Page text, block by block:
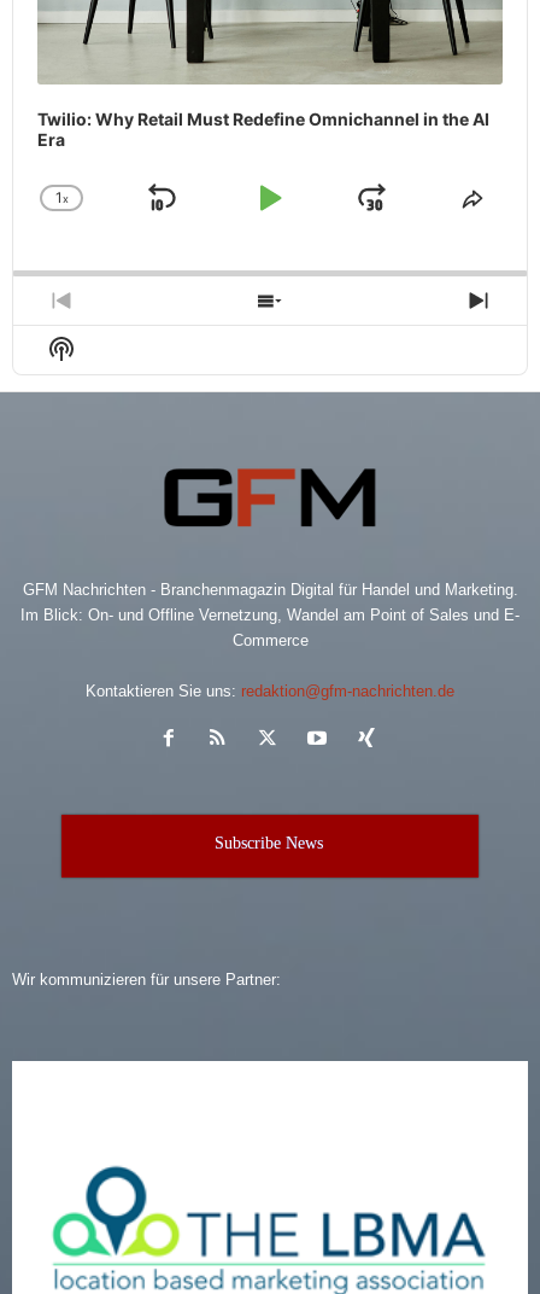
Twilio: Why Retail Must Redefine Omnichannel in the AI
Era
Change
1x
Skip
Play
Jump
Share
Previous
Episode
Show
Episodes
Next
Show
Podcast
Information
GFM Nachrichten - Branchenmagazin Digital für Handel und Marketing.
Im Blick: On- und Offline Vernetzung, Wandel am Point of Sales und E-
Commerce
Kontaktieren Sie uns: redaktion@gfm-nachrichten.de
Subscribe News
Wir kommunizieren für unsere Partner: